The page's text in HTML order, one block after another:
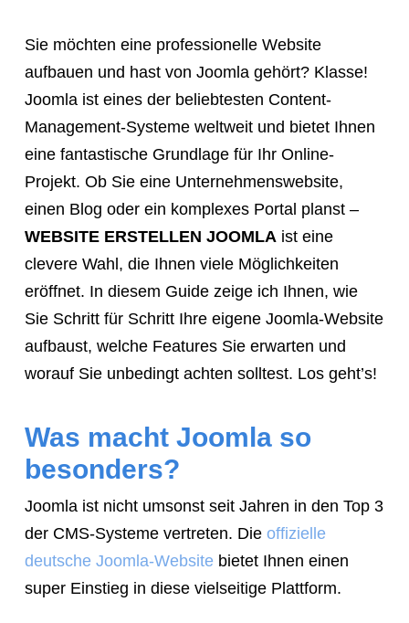
Sie möchten eine professionelle Website
aufbauen und hast von Joomla gehört? Klasse!
Joomla ist eines der beliebtesten Content-
Management-Systeme weltweit und bietet Ihnen
eine fantastische Grundlage für Ihr Online-
Projekt. Ob Sie eine Unternehmenswebsite,
einen Blog oder ein komplexes Portal planst –
WEBSITE ERSTELLEN JOOMLAist eine
clevere Wahl, die Ihnen viele Möglichkeiten
eröffnet. In diesem Guide zeige ich Ihnen, wie
Sie Schritt für Schritt Ihre eigene Joomla-Website
aufbaust, welche Features Sie erwarten und
worauf Sie unbedingt achten solltest. Los geht’s!
Was macht Joomla so
besonders?
Joomla ist nicht umsonst seit Jahren in den Top 3
der CMS-Systeme vertreten. Die offizielle
deutsche Joomla-Websitebietet Ihnen einen
super Einstieg in diese vielseitige Plattform.
meeting,
consultation,
appointment
with
"Hauptstadt
Homepage"
web
design
agency,
navigate
website.